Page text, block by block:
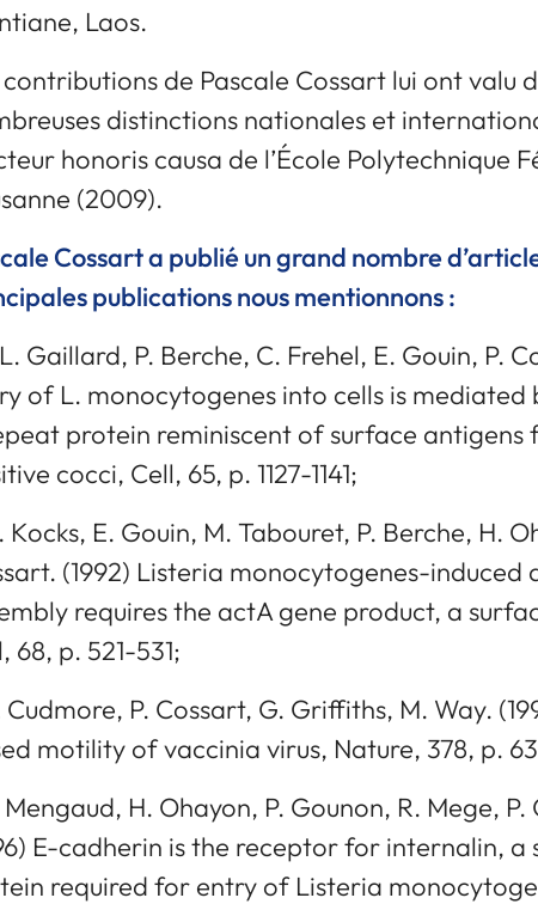
Laos.
contributions de Pascale Cossart lui ont valu
distinctions nationales et
honoris causa de l’École Polytechnique
(2009).
Cossart a publié un grand nombre
publications nous mentionnons :
Gaillard, P. Berche, C. Frehel, E. Gouin, P.
of L. monocytogenes into cells is mediated
protein reminiscent of surface antigens
cocci, Cell, 65, p. 1127-1141;
Kocks, E. Gouin, M. Tabouret, P. Berche, H.
(1992) Listeria monocytogenes-induced
requires the actA gene product, a
68, p. 521-531;
Cudmore, P. Cossart, G. Griffiths, M. Way.
motility of vaccinia virus, Nature, 378, p.
Mengaud, H. Ohayon, P. Gounon, R. Mege, P.
E-cadherin is the receptor for internalin, a
required for entry of Listeria